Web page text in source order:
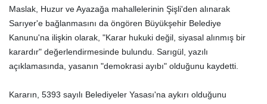
Maslak, Huzur ve Ayazağa mahallelerinin Şişli'den alınarak
Sarıyer'e bağlanmasını da öngören Büyükşehir Belediye
Kanunu'na ilişkin olarak, "Karar hukuki değil, siyasal alınmış bir
karardır" değerlendirmesinde bulundu. Sarıgül, yazılı
açıklamasında, yasanın "demokrasi ayıbı" olduğunu kaydetti.
Kararın, 5393 sayılı Belediyeler Yasası'na aykırı olduğunu